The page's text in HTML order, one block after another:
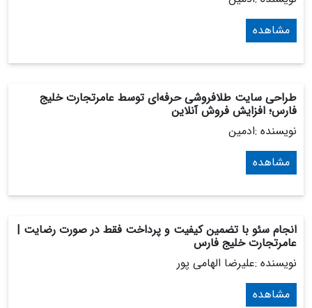
مشاهده
طراحی سایت طلافروشی حرفه‌ای توسط عامرتجارت خلیج
فارس؛ افزایش فروش آنلاین
نویسنده :ادمین
مشاهده
انجام سئو با تضمین کیفیت و پرداخت فقط در صورت رضایت |
عامرتجارت خلیج فارس
نویسنده :علیرضا الهامی پور
مشاهده